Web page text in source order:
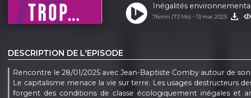
Inégalités
76min (73 Mo) - 13 mai 2025
DESCRIPTION DE L'EPISODE
Rencontre le 28/01/2025 avec Jean-Baptiste Comby autour de
Le capitalisme menace la vie sur terre. Les usages destructeurs
forgent des conditions de classe écologiquement inégales et